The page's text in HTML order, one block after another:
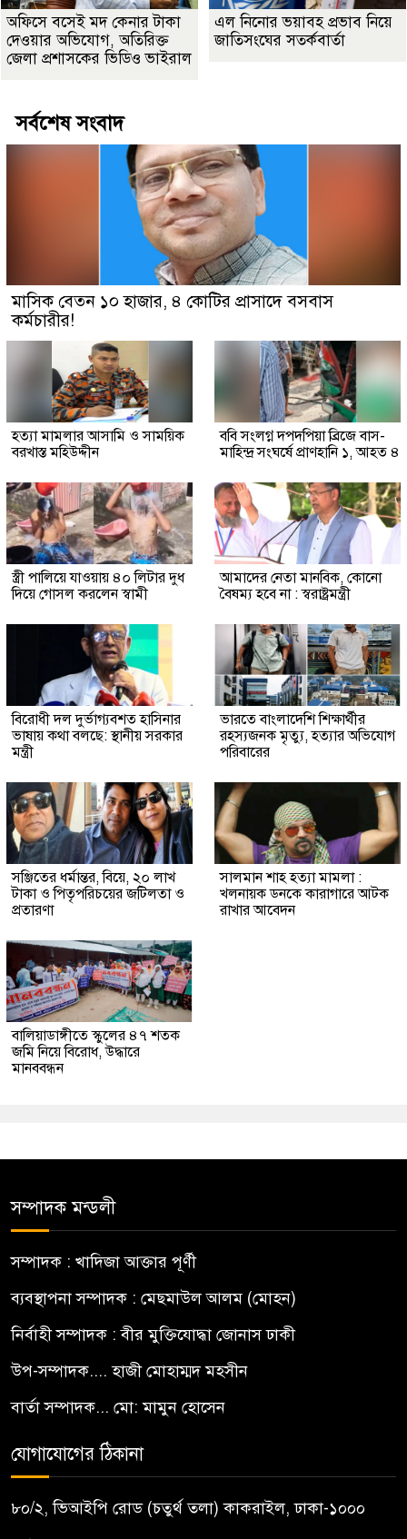
অফিসে বসেই মদ কেনার টাকা
দেওয়ার অভিযোগ, অতিরিক্ত
জেলা প্রশাসকের ভিডিও ভাইরাল
এল নিনোর ভয়াবহ প্রভাব নিয়ে
জাতিসংঘের সতর্কবার্তা
সর্বশেষ সংবাদ
মাসিক বেতন ১০ হাজার, ৪ কোটির প্রাসাদে বসবাস
কর্মচারীর!
হত্যা মামলার আসামি ও সাময়িক
বরখাস্ত মহিউদ্দীন
ববি সংলগ্ন দপদপিয়া ব্রিজে বাস-
মাহিন্দ্র সংঘর্ষে প্রাণহানি ১, আহত ৪
স্ত্রী পালিয়ে যাওয়ায় ৪০ লিটার দুধ
দিয়ে গোসল করলেন স্বামী
আমাদের নেতা মানবিক, কোনো
বৈষম্য হবে না : স্বরাষ্ট্রমন্ত্রী
বিরোধী দল দুর্ভাগ্যবশত হাসিনার
ভাষায় কথা বলছে: স্থানীয় সরকার
মন্ত্রী
ভারতে বাংলাদেশি শিক্ষার্থীর
রহস্যজনক মৃত্যু, হত্যার অভিযোগ
পরিবারের
সঞ্জিতের ধর্মান্তর, বিয়ে, ২০ লাখ
টাকা ও পিতৃপরিচয়ের জটিলতা ও
প্রতারণা
সালমান শাহ হত্যা মামলা :
খলনায়ক ডনকে কারাগারে আটক
রাখার আবেদন
বালিয়াডাঙ্গীতে স্কুলের ৪৭ শতক
জমি নিয়ে বিরোধ, উদ্ধারে
মানববন্ধন
সম্পাদক মন্ডলী
সম্পাদক : খাদিজা আক্তার পূর্ণী
ব্যবস্থাপনা সম্পাদক : মেছমাউল আলম (মোহন)
নির্বাহী সম্পাদক : বীর মুক্তিযোদ্ধা জোনাস ঢাকী
উপ-সম্পাদক.... হাজী মোহাম্মদ মহসীন
বার্তা সম্পাদক... মো: মামুন হোসেন
যোগাযোগের ঠিকানা
৮০/২, ভিআইপি রোড (চতুর্থ তলা) কাকরাইল, ঢাকা-১০০০